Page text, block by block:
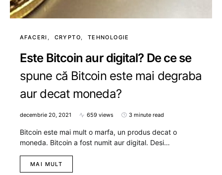
AFACERI CRYPTO TEHNOLOGIE
Este Bitcoin aur digital? De ce se
spune că Bitcoin este mai degraba
aur decat moneda?
decembrie 20, 2021 659 views 3 minute read
Bitcoin este mai mult o marfa, un produs decat o
moneda. Bitcoin a fost numit aur digital. Desi…
MAI MULT